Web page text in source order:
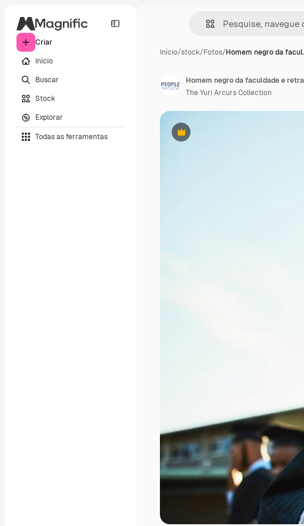
Criar
Início
Buscar
Stock
Explorar
Todas as ferramentas
Início/stock/Fotos/Homem negro da
Premium
The Yuri Arcurs Collection